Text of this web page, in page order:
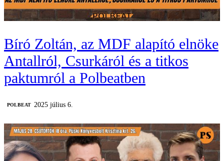
Bíró Zoltán, az MDF alapító elnöke
Antallról, Csurkáról és a titkos
paktumról a Polbeatben
‎POLBEAT 2025 július 6.